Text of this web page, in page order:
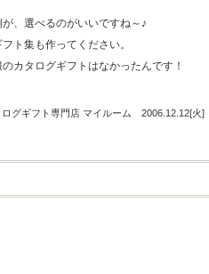
、選べるのがいいですね～♪
ト集も作ってください。
カタログギフトはなかったんです！
ログギフト専門店 マイルーム 2006.12.12[